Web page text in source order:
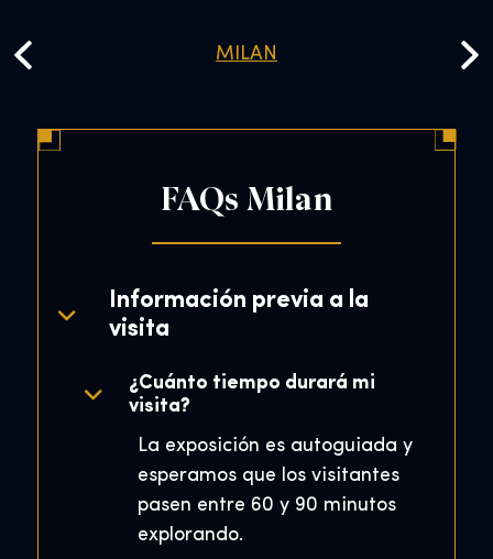
MILAN
FAQs Milan
Información previa a la
visita
¿Cuánto tiempo durará mi
visita?
La exposición es autoguiada y
esperamos que los visitantes
pasen entre 60 y 90 minutos
explorando.